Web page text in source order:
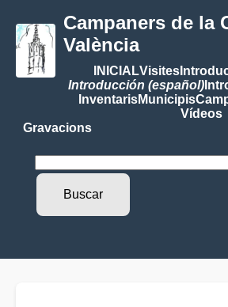
Campaners de la
València
INICIALVisites
Introducción (español)
InventarisMunicipis
Vídeos
Gravacions